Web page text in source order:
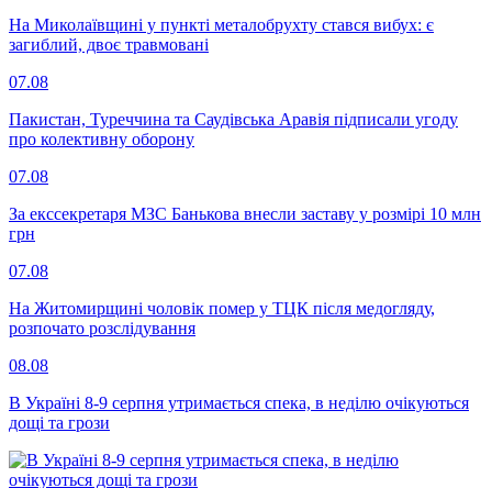
На Миколаївщині у пункті металобрухту стався вибух: є
загиблий, двоє травмовані
07.08
Пакистан, Туреччина та Саудівська Аравія підписали угоду
про колективну оборону
07.08
За екссекретаря МЗС Банькова внесли заставу у розмірі 10 млн
грн
07.08
На Житомирщині чоловік помер у ТЦК після медогляду,
розпочато розслідування
08.08
В Україні 8-9 серпня утримається спека, в неділю очікуються
дощі та грози